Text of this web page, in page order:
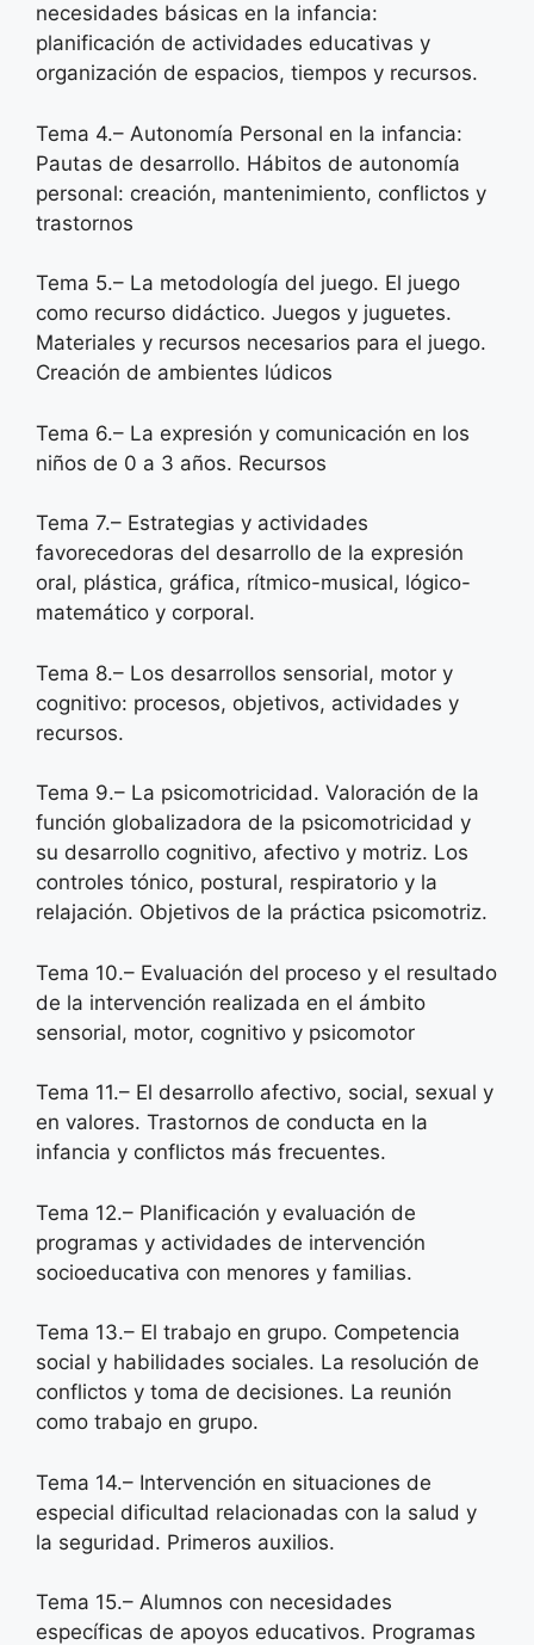
necesidades básicas en la infancia:
planificación de actividades educativas y
organización de espacios, tiempos y recursos.
Tema 4.– Autonomía Personal en la infancia:
Pautas de desarrollo. Hábitos de autonomía
personal: creación, mantenimiento, conflictos y
trastornos
Tema 5.– La metodología del juego. El juego
como recurso didáctico. Juegos y juguetes.
Materiales y recursos necesarios para el juego.
Creación de ambientes lúdicos
Tema 6.– La expresión y comunicación en los
niños de 0 a 3 años. Recursos
Tema 7.– Estrategias y actividades
favorecedoras del desarrollo de la expresión
oral, plástica, gráfica, rítmico-musical, lógico-
matemático y corporal.
Tema 8.– Los desarrollos sensorial, motor y
cognitivo: procesos, objetivos, actividades y
recursos.
Tema 9.– La psicomotricidad. Valoración de la
función globalizadora de la psicomotricidad y
su desarrollo cognitivo, afectivo y motriz. Los
controles tónico, postural, respiratorio y la
relajación. Objetivos de la práctica psicomotriz.
Tema 10.– Evaluación del proceso y el resultado
de la intervención realizada en el ámbito
sensorial, motor, cognitivo y psicomotor
Tema 11.– El desarrollo afectivo, social, sexual y
en valores. Trastornos de conducta en la
infancia y conflictos más frecuentes.
Tema 12.– Planificación y evaluación de
programas y actividades de intervención
socioeducativa con menores y familias.
Tema 13.– El trabajo en grupo. Competencia
social y habilidades sociales. La resolución de
conflictos y toma de decisiones. La reunión
como trabajo en grupo.
Tema 14.– Intervención en situaciones de
especial dificultad relacionadas con la salud y
la seguridad. Primeros auxilios.
Tema 15.– Alumnos con necesidades
específicas de apoyos educativos. Programas